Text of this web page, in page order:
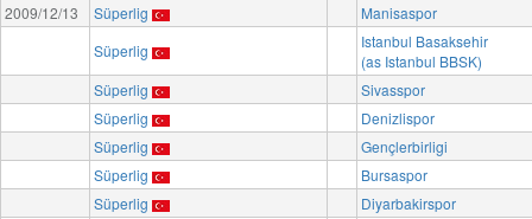
2009/12/13
Süperlig
Manisaspor
Süperlig
Istanbul Basaksehir
(as Istanbul BBSK)
Süperlig
Sivasspor
Süperlig
Denizlispor
Süperlig
Gençlerbirligi
Süperlig
Bursaspor
Süperlig
Diyarbakirspor